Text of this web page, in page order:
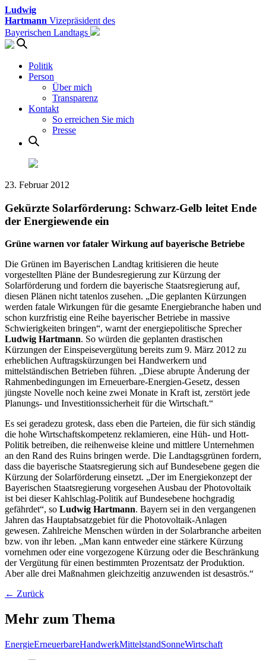
Ludwig
Hartmann Vizepräsident des
Bayerischen Landtags
Politik
Person
Über mich
Transparenz
Kontakt
So erreichen Sie mich
Presse
23. Februar 2012
Gekürzte Solarförderung: Schwarz-Gelb leitet Ende
der Energiewende ein
Grüne warnen vor fataler Wirkung auf bayerische Betriebe
Die Grünen im Bayerischen Landtag kritisieren die heute
vorgestellten Pläne der Bundesregierung zur Kürzung der
Solarförderung und fordern die bayerische Staatsregierung auf,
diesen Plänen nicht tatenlos zusehen. „Die geplanten Kürzungen
werden fatale Wirkungen für die gesamte Energiebranche haben und
schon kurzfristig eine Reihe bayerischer Betriebe in massive
Schwierigkeiten bringen“, warnt der energiepolitische Sprecher
Ludwig Hartmann. So würden die geplanten drastischen
Kürzungen der Einspeisevergütung bereits zum 9. März 2012 zu
erheblichen Auftragskürzungen bei Handwerkern und
mittelständischen Betrieben führen. „Diese abrupte Änderung der
Rahmenbedingungen im Erneuerbare-Energien-Gesetz, dessen
jüngste Novelle noch keine zwei Monate in Kraft ist, zerstört jede
Planungs- und Investitionssicherheit für die Wirtschaft.“
Es sei geradezu grotesk, dass eben die Parteien, die für sich ständig
die hohe Wirtschaftskompetenz reklamieren, eine Hüh- und Hott-
Politik betreiben, die reihenweise kleine und mittlere Unternehmen
an den Rand des Ruins bringen werde. Die Landtagsgrünen fordern,
dass die bayerische Staatsregierung sich auf Bundesebene gegen die
Kürzung der Solarförderung einsetzt. „Der im Energiekonzept der
Bayerischen Staatsregierung vorgesehen Ausbau der Photovoltaik
ist bei dieser Kahlschlag-Politik auf Bundesebene hochgradig
gefährdet“, so Ludwig Hartmann. Bayern sei in den vergangenen
Jahren das Hauptabsatzgebiet für die Photovoltaik-Anlagen
gewesen. Zahlreiche Menschen würden in der Solarbranche arbeiten
bzw. von ihr leben. „Man kann entweder eine stärkere Kürzung
vornehmen oder eine vorgezogene Kürzung oder die Beschränkung
der Vergütung für einen bestimmten Prozentsatz der Produktion.
Aber alle drei Maßnahmen gleichzeitig anzuwenden ist desaströs.“
← Zurück
Mehr zum Thema
EnergieErneuerbareHandwerkMittelstandSonneWirtschaft